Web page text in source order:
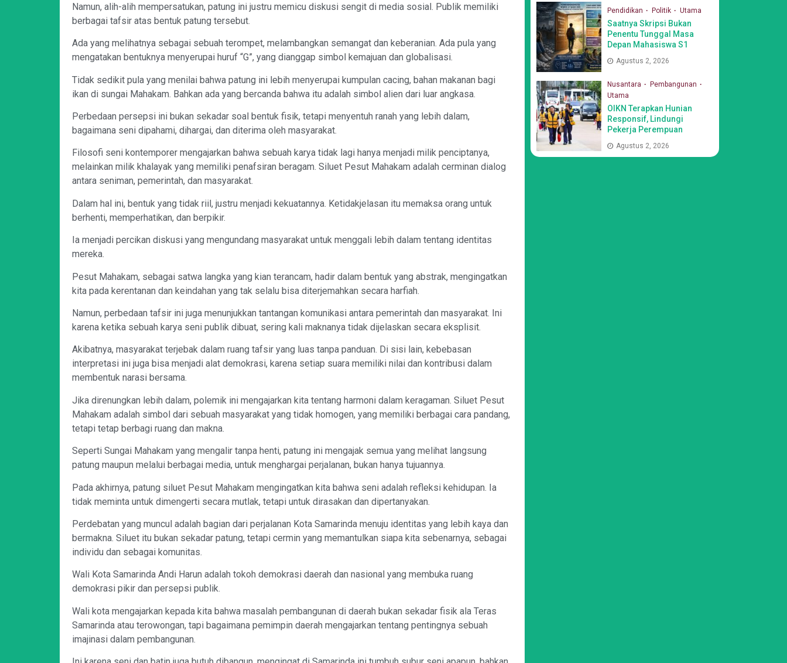
Namun, alih-alih mempersatukan, patung ini justru memicu diskusi sengit di media sosial. Publik memiliki
berbagai tafsir atas bentuk patung tersebut.
Ada yang melihatnya sebagai sebuah terompet, melambangkan semangat dan keberanian. Ada pula yang
mengatakan bentuknya menyerupai huruf “G”, yang dianggap simbol kemajuan dan globalisasi.
Tidak sedikit pula yang menilai bahwa patung ini lebih menyerupai kumpulan cacing, bahan makanan bagi
ikan di sungai Mahakam. Bahkan ada yang bercanda bahwa itu adalah simbol alien dari luar angkasa.
Perbedaan persepsi ini bukan sekadar soal bentuk fisik, tetapi menyentuh ranah yang lebih dalam,
bagaimana seni dipahami, dihargai, dan diterima oleh masyarakat.
Filosofi seni kontemporer mengajarkan bahwa sebuah karya tidak lagi hanya menjadi milik penciptanya,
melainkan milik khalayak yang memiliki penafsiran beragam. Siluet Pesut Mahakam adalah cerminan dialog
antara seniman, pemerintah, dan masyarakat.
Dalam hal ini, bentuk yang tidak riil, justru menjadi kekuatannya. Ketidakjelasan itu memaksa orang untuk
berhenti, memperhatikan, dan berpikir.
Ia menjadi percikan diskusi yang mengundang masyarakat untuk menggali lebih dalam tentang identitas
mereka.
Pesut Mahakam, sebagai satwa langka yang kian terancam, hadir dalam bentuk yang abstrak, mengingatkan
kita pada kerentanan dan keindahan yang tak selalu bisa diterjemahkan secara harfiah.
Namun, perbedaan tafsir ini juga menunjukkan tantangan komunikasi antara pemerintah dan masyarakat. Ini
karena ketika sebuah karya seni publik dibuat, sering kali maknanya tidak dijelaskan secara eksplisit.
Akibatnya, masyarakat terjebak dalam ruang tafsir yang luas tanpa panduan. Di sisi lain, kebebasan
interpretasi ini juga bisa menjadi alat demokrasi, karena setiap suara memiliki nilai dan kontribusi dalam
membentuk narasi bersama.
Jika direnungkan lebih dalam, polemik ini mengajarkan kita tentang harmoni dalam keragaman. Siluet Pesut
Mahakam adalah simbol dari sebuah masyarakat yang tidak homogen, yang memiliki berbagai cara pandang,
tetapi tetap berbagi ruang dan makna.
Seperti Sungai Mahakam yang mengalir tanpa henti, patung ini mengajak semua yang melihat langsung
patung maupun melalui berbagai media, untuk menghargai perjalanan, bukan hanya tujuannya.
Pada akhirnya, patung siluet Pesut Mahakam mengingatkan kita bahwa seni adalah refleksi kehidupan. Ia
tidak meminta untuk dimengerti secara mutlak, tetapi untuk dirasakan dan dipertanyakan.
Perdebatan yang muncul adalah bagian dari perjalanan Kota Samarinda menuju identitas yang lebih kaya dan
bermakna. Siluet itu bukan sekadar patung, tetapi cermin yang memantulkan siapa kita sebenarnya, sebagai
individu dan sebagai komunitas.
Wali Kota Samarinda Andi Harun adalah tokoh demokrasi daerah dan nasional yang membuka ruang
demokrasi pikir dan persepsi publik.
Wali kota mengajarkan kepada kita bahwa masalah pembangunan di daerah bukan sekadar fisik ala Teras
Samarinda atau terowongan, tapi bagaimana pemimpin daerah mengajarkan tentang pentingnya sebuah
imajinasi dalam pembangunan.
Pendidikan Politik Utama
Saatnya Skripsi Bukan
Penentu Tunggal Masa
Depan Mahasiswa S1
Agustus 2, 2026
Nusantara
Pembangunan
Utama
OIKN Terapkan Hunian
Responsif, Lindungi
Pekerja Perempuan
Agustus 2, 2026